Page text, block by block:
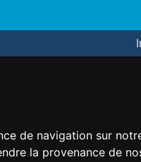
de navigation sur
la provenance de